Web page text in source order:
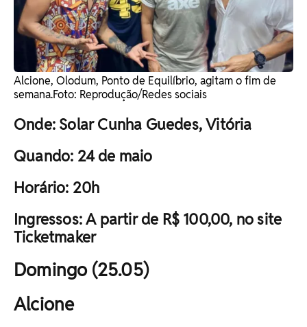
Alcione, Olodum, Ponto de Equilíbrio, agitam o fim de
semana. ​Foto: Reprodução/Redes sociais
Onde: Solar Cunha Guedes, Vitória
Quando: 24 de maio
Horário: 20h
Ingressos: A partir de R$ 100,00, no site
Ticketmaker
Domingo (25.05)
Alcione